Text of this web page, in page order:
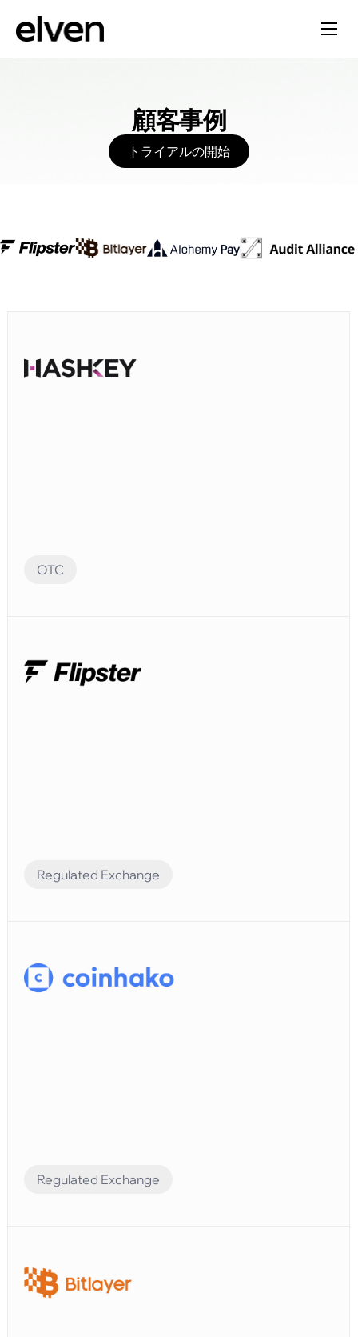
顧客事例
トライアルの開始
OTC
自動化することができました。
Regulated Exchange
強化しています。
Regulated Exchange
し、財務レポートを簡単に生成できます。